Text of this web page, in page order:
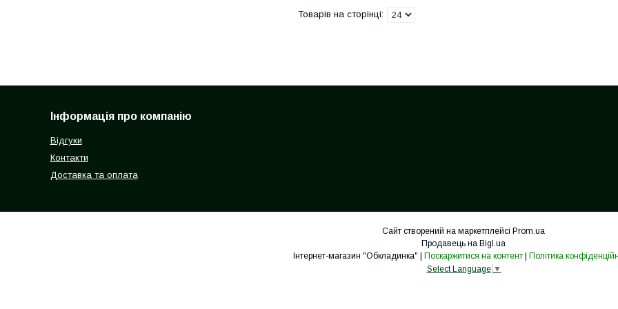
Інформація про компанію
Відгуки
Контакти
Доставка та оплата
Сайт створений на маркетплейсі Prom.ua
Продавець на Bigl.ua
Поскаржитися на контент
Політика
Select Language ▼